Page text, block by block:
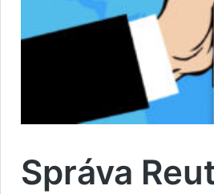
Správa